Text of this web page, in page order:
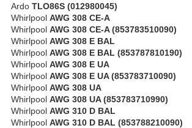
Ardo TLO86S (012980045)
Whirlpool AWG 308 CE-A
Whirlpool AWG 308 CE-A (853783510090)
Whirlpool AWG 308 E BAL
Whirlpool AWG 308 E BAL (853787810190)
Whirlpool AWG 308 E UA
Whirlpool AWG 308 E UA (853783710090)
Whirlpool AWG 308 UA
Whirlpool AWG 308 UA (853783710990)
Whirlpool AWG 310 D BAL
Whirlpool AWG 310 D BAL (853788210090)